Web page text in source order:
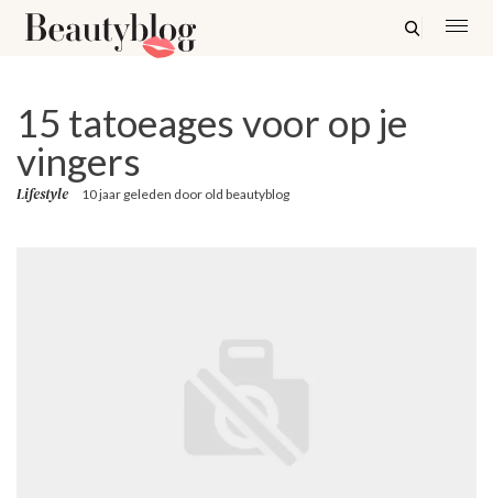
15 tatoeages voor op je
vingers
Lifestyle 10 jaar geleden door old beautyblog